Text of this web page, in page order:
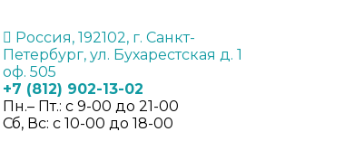
Россия, 192102, г. Санкт-
Петербург, ул. Бухарестская д. 1
оф. 505
+7 (812) 902-13-02
Пн.– Пт.: с 9-00 до 21-00
Сб, Вс: с 10-00 до 18-00